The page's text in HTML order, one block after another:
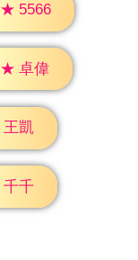
★ 5566
★ 卓偉
王凱
千千